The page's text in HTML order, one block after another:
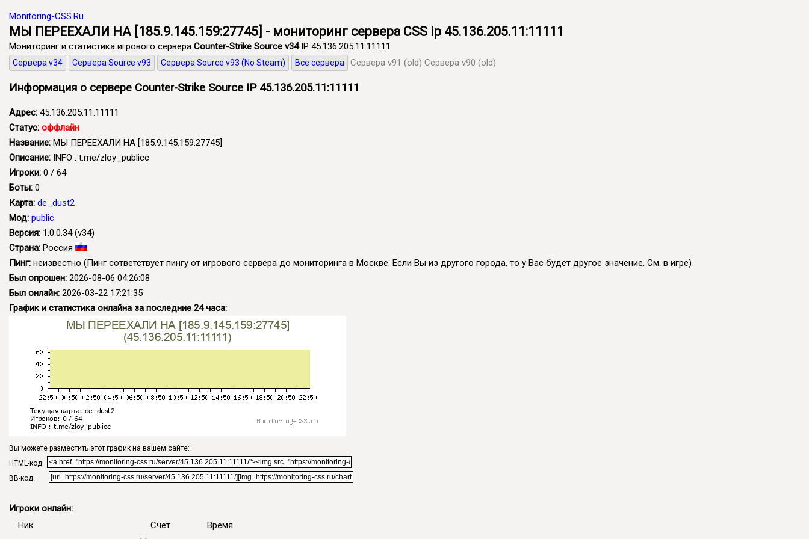
Monitoring-CSS.Ru
МЫ ПЕРЕЕХАЛИ НА [185.9.145.159:27745] - мониторинг сервера CSS ip 45.136.205.11:11111
Мониторинг и статистика игрового сервера Counter-Strike Source v34IP 45.136.205.11:11111
Сервера v34 Сервера Source v93 Сервера Source v93 (No Steam) Все сервера Сервера v91 (old) Сервера v90 (old)
Информация о сервере Counter-Strike Source IP 45.136.205.11:11111
Адрес: 45.136.205.11:11111
Статус: оффлайн
Название: МЫ ПЕРЕЕХАЛИ НА [185.9.145.159:27745]
Описание: INFO : t.me/zloy_publicc
Игроки: 0 / 64
Боты: 0
Карта: de_dust2
Мод: public
Версия: 1.0.0.34 (v34)
Страна: Россия
Пинг: неизвестно (Пинг сответствует пингу от игрового сервера до мониторинга в Москве. Если Вы из другого города, то у Вас будет другое значение. См. в игре)
Был опрошен: 2026-08-06 04:26:08
Был онлайн: 2026-03-22 17:21:35
График и статистика онлайна за последние 24 часа:
Вы можете разместить этот график на вашем сайте:
HTML-код:
BB-код:
Игроки онлайн:
Ник
Счёт
Время